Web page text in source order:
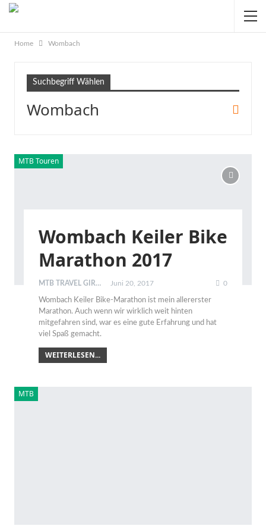
Home Wombach
Suchbegriff Wählen
Wombach
MTB Touren
Wombach Keiler Bike
Marathon 2017
MTB TRAVEL GIRL Juni 20, 2017 0
Wombach Keiler Bike-Marathon ist mein allererster
Marathon. Auch wenn wir wirklich weit hinten
mitgefahren sind, war es eine gute Erfahrung und hat
viel Spaß gemacht.
WEITERLESEN...
MTB